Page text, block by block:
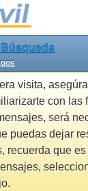
visita,
con las
será
puedas dejar
recuerda que